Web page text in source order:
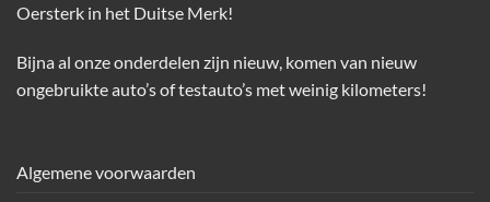
Oersterk in het Duitse Merk!
Bijna al onze onderdelen zijn nieuw, komen van nieuw
ongebruikte auto’s of testauto’s met weinig kilometers!
Algemene voorwaarden